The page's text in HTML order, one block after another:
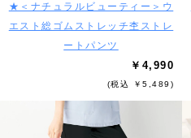
★＜ナチュラルビューティー＞ウ
エスト総ゴムストレッチ杢ストレ
ートパンツ
￥4,990
(税込 ￥5,489)